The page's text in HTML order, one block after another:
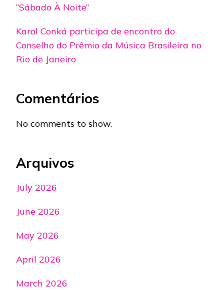
“Sábado À Noite”
Karol Conká participa de encontro do
Conselho do Prêmio da Música Brasileira no
Rio de Janeiro
Comentários
No comments to show.
Arquivos
July 2026
June 2026
May 2026
April 2026
March 2026